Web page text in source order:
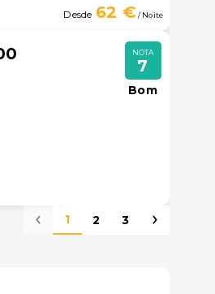
Desde 62 €/ Noite
NOTA
7
Bom
1 2 3